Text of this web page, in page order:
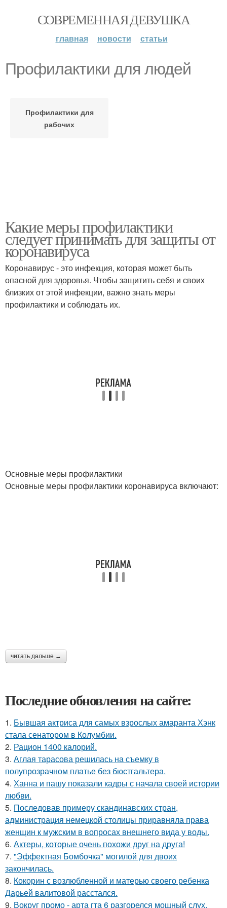
СОВРЕМЕННАЯ ДЕВУШКА
главная новости статьи
Профилактики для людей
Профилактики для
рабочих
Какие меры профилактики
следует принимать для защиты от
коронавируса
Коронавирус - это инфекция, которая может быть
опасной для здоровья. Чтобы защитить себя и своих
близких от этой инфекции, важно знать меры
профилактики и соблюдать их.
Основные меры профилактики
Основные меры профилактики коронавируса включают:
читать дальше →
Последние обновления на сайте:
1. Бывшая актриса для самых взрослых амаранта Хэнк
стала сенатором в Колумбии.
2. Рацион 1400 калорий.
3. Аглая тарасова решилась на съемку в
полупрозрачном платье без бюстгальтера.
4. Ханна и пашу показали кадры с начала своей истории
любви.
5. Последовав примеру скандинавских стран,
администрация немецкой столицы приравняла права
женщин к мужским в вопросах внешнего вида у воды.
6. Актеры, которые очень похожи друг на друга!
7. "Эффектная Бомбочка" могилой для двоих
закончилась.
8. Кокорин с возлюбленной и матерью своего ребенка
Дарьей валитовой расстался.
9. Вокруг промо - арта гта 6 разгорелся мощный слух,